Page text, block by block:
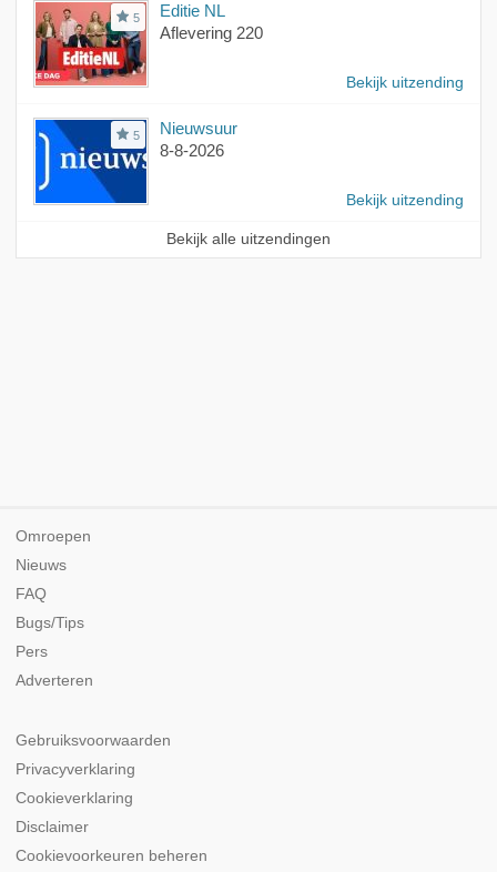
5
Editie NL
Aflevering 220
Bekijk uitzending
5
Nieuwsuur
8-8-2026
Bekijk uitzending
Bekijk alle uitzendingen
Omroepen
Nieuws
FAQ
Bugs/Tips
Pers
Adverteren
Gebruiksvoorwaarden
Privacyverklaring
Cookieverklaring
Disclaimer
Cookievoorkeuren beheren